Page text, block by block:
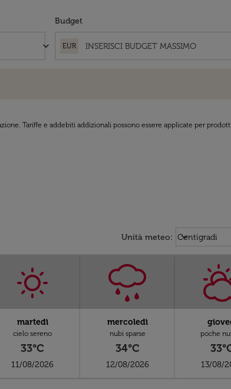
keyboard_arrow_down
Budget
EUR
Tariffe e addebiti addizionali possono essere applicate per
Unità meteo: Weather
Centigradi
keyboard_arrow_down
martedì
cielo sereno
33°C
11/08/2026
mercoledì
nubi sparse
34°C
12/08/2026
poche
13/08/